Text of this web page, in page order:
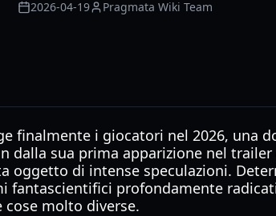
2026-04-19 Pragmata Wiki Team
finalmente i giocatori nel 2026, una
dalla sua prima apparizione nel
oggetto di intense speculazioni.
fantascientifici profondamente
molto diverse.